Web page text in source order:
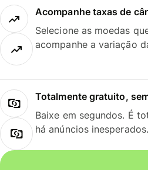
Acompanhe taxas de
Selecione as moedas
acompanhe a variação
Totalmente gratuito,
Baixe em segundos. É
há anúncios inesperados.